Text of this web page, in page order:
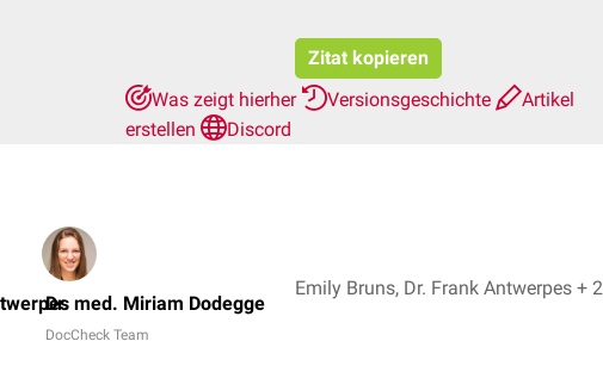
Zitat kopieren
Was zeigt hierher
Versionsgeschichte
Artikel
erstellen
Discord
Dr. med. Miriam Dodegge
DocCheck Team
Emily Bruns, Dr. Frank Antwerpes + 2